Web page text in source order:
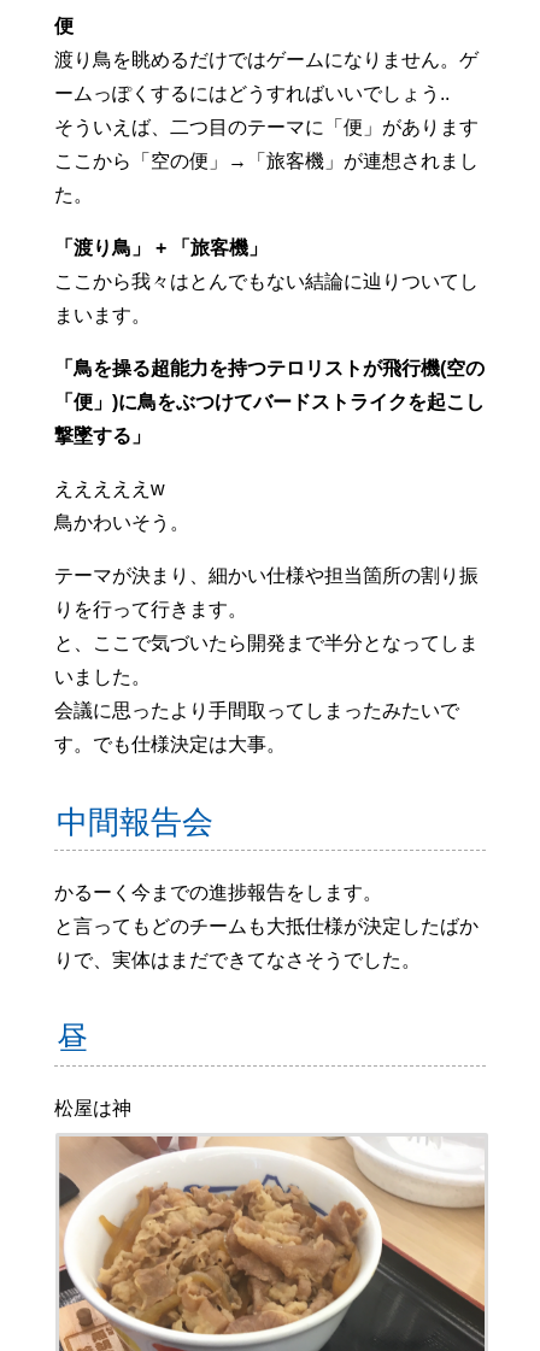
便
渡り鳥を眺めるだけではゲームになりません。ゲ
ームっぽくするにはどうすればいいでしょう..
そういえば、二つ目のテーマに「便」があります
ここから「空の便」→「旅客機」が連想されまし
た。
「渡り鳥」 + 「旅客機」
ここから我々はとんでもない結論に辿りついてし
まいます。
「鳥を操る超能力を持つテロリストが飛行機(空の
「便」)に鳥をぶつけてバードストライクを起こし
撃墜する」
えええええw
鳥かわいそう。
テーマが決まり、細かい仕様や担当箇所の割り振
りを行って行きます。
と、ここで気づいたら開発まで半分となってしま
いました。
会議に思ったより手間取ってしまったみたいで
す。でも仕様決定は大事。
中間報告会
かるーく今までの進捗報告をします。
と言ってもどのチームも大抵仕様が決定したばか
りで、実体はまだできてなさそうでした。
昼
松屋は神